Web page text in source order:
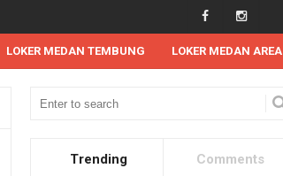
LOKER MEDAN TEMBUNG LOKER MEDAN AREA
Trending Comments